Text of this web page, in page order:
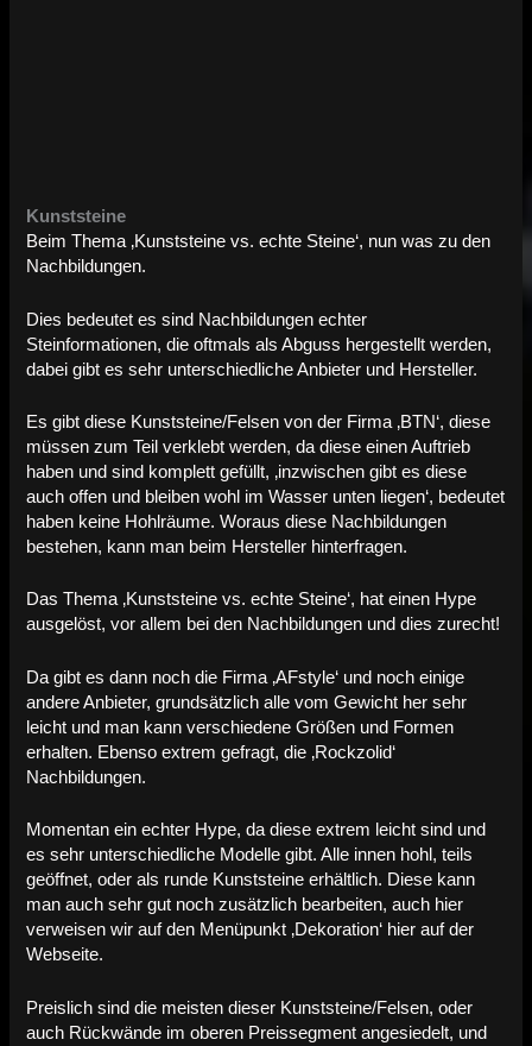
Kunststeine
Beim Thema ‚Kunststeine vs. echte Steine‘, nun was zu den
Nachbildungen.
Dies bedeutet es sind Nachbildungen echter
Steinformationen, die oftmals als Abguss hergestellt werden,
dabei gibt es sehr unterschiedliche Anbieter und Hersteller.
Es gibt diese Kunststeine/Felsen von der Firma ‚BTN‘, diese
müssen zum Teil verklebt werden, da diese einen Auftrieb
haben und sind komplett gefüllt, ‚inzwischen gibt es diese
auch offen und bleiben wohl im Wasser unten liegen‘, bedeutet
haben keine Hohlräume. Woraus diese Nachbildungen
bestehen, kann man beim Hersteller hinterfragen.
Das Thema ‚Kunststeine vs. echte Steine‘, hat einen Hype
ausgelöst, vor allem bei den Nachbildungen und dies zurecht!
Da gibt es dann noch die Firma ‚AFstyle‘ und noch einige
andere Anbieter, grundsätzlich alle vom Gewicht her sehr
leicht und man kann verschiedene Größen und Formen
erhalten. Ebenso extrem gefragt, die ‚Rockzolid‘
Nachbildungen.
Momentan ein echter Hype, da diese extrem leicht sind und
es sehr unterschiedliche Modelle gibt. Alle innen hohl, teils
geöffnet, oder als runde Kunststeine erhältlich. Diese kann
man auch sehr gut noch zusätzlich bearbeiten, auch hier
verweisen wir auf den Menüpunkt ‚Dekoration‘ hier auf der
Webseite.
Preislich sind die meisten dieser Kunststeine/Felsen, oder
auch Rückwände im oberen Preissegment angesiedelt, und